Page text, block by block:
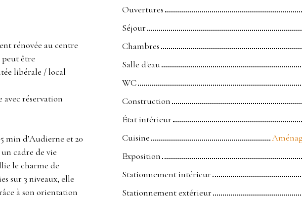
rénovée au centre
peut être
libérale / local
avec réservation
min d’Audierne et 20
cadre de vie
le charme de
sur 3 niveaux, elle
à son orientation
Ouvertures
Séjour
Chambres
Salle d'eau
WC
Construction
État intérieur
Cuisine
Exposition
Stationnement intérieur
Stationnement extérieur